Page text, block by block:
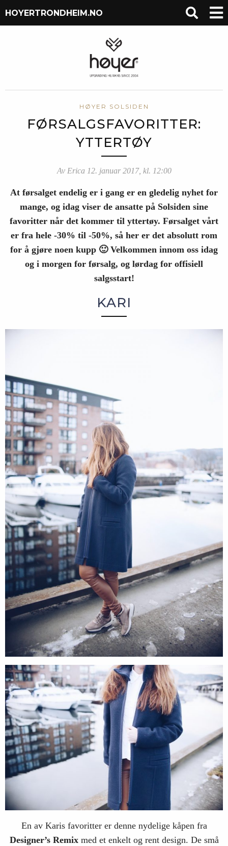
HOYERTRONDHEIM.NO
HØYER SOLSIDEN
FØRSALGSFAVORITTER:
YTTERTØY
Av Erica 12. januar 2017, kl. 12:00
At førsalget endelig er i gang er en gledelig nyhet for
mange, og idag viser de ansatte på Solsiden sine
favoritter når det kommer til yttertøy. Førsalget vårt
er fra hele -30% til -50%, så her er det absolutt rom
for å gjøre noen kupp 🙂 Velkommen innom oss idag
og i morgen for førsalg, og lørdag for offisiell
salgsstart!
KARI
En av Karis favoritter er denne nydelige kåpen fra
Designer’s Remixmed et enkelt og rent design. De små